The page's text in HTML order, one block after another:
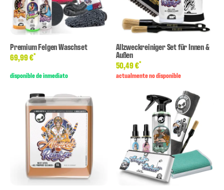
Premium Felgen Waschset
69,99 €*
disponible de inmediato
Allzweckreiniger Set für Innen &
Außen
50,49 €*
actualmente no disponible